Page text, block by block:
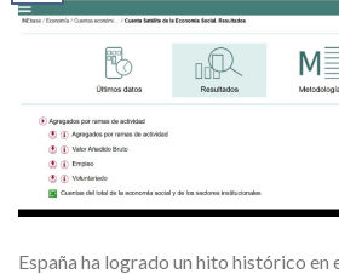
España ha logrado un hito histórico en